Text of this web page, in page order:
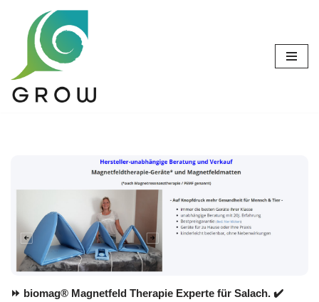
Zum
springen
⏩ biomag® Magnetfeld Therapie Experte für Salach. ✔️